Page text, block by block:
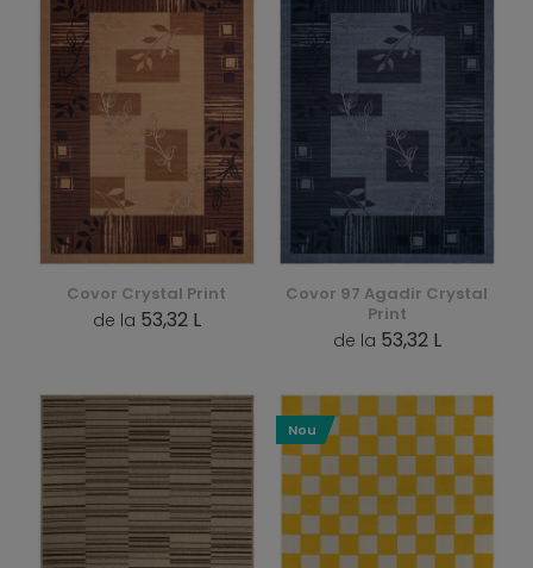
Covor Crystal Print
de la 53,32 L
Covor 97 Agadir Crystal
Print
de la 53,32 L
Nou